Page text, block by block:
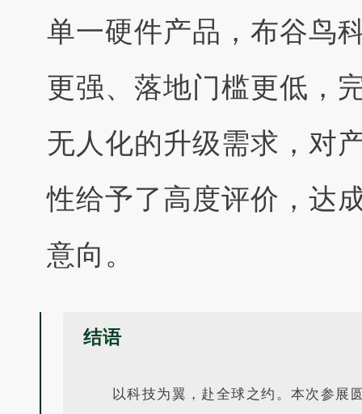
单一硬件产品，布谷鸟
更强、落地门槛更低，
无人化的升级需求，对
性给予了高度评价，达
意向。
结语
以科技为翼，赴全球之约。本次参展